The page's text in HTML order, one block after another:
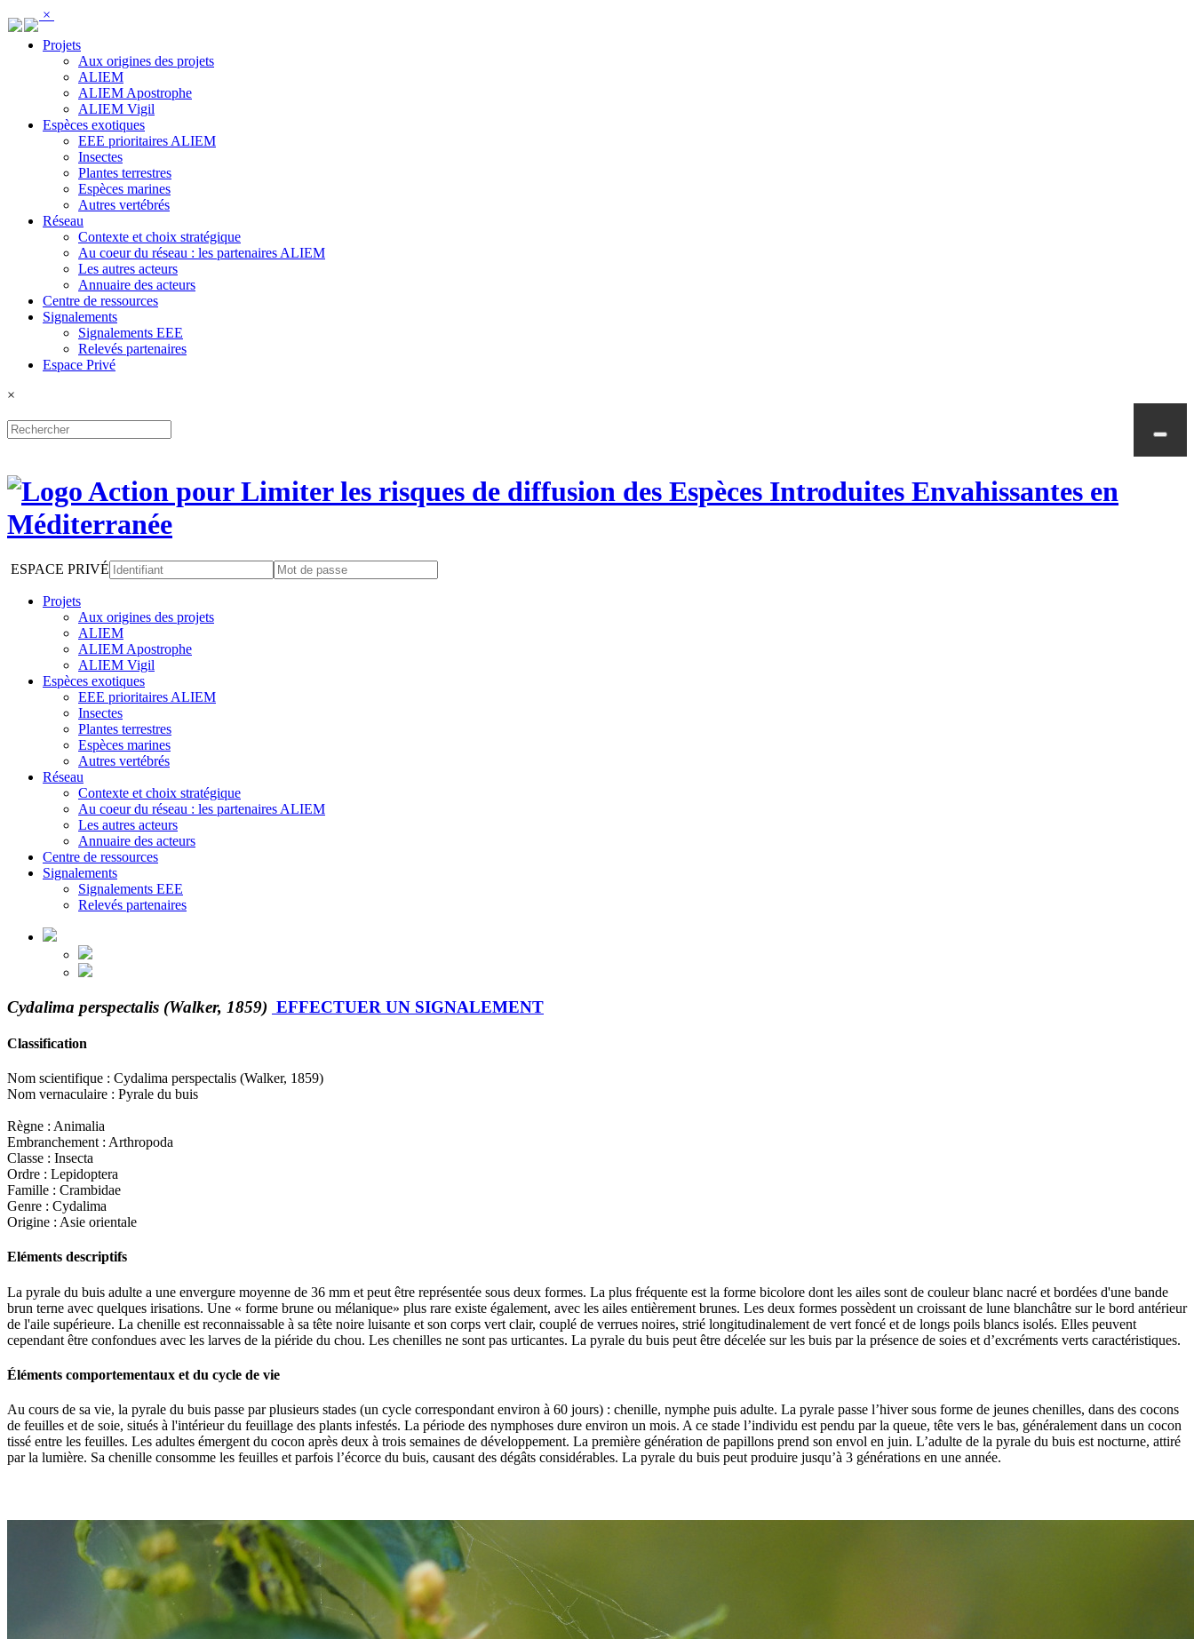
×
Projets
Aux origines des projets
ALIEM
ALIEM Apostrophe
ALIEM Vigil
Espèces exotiques
EEE prioritaires ALIEM
Insectes
Plantes terrestres
Espèces marines
Autres vertébrés
Réseau
Contexte et choix stratégique
Au coeur du réseau : les partenaires ALIEM
Les autres acteurs
Annuaire des acteurs
Centre de ressources
Signalements
Signalements EEE
Relevés partenaires
Espace Privé
×
ESPACE PRIVÉ
Projets
Aux origines des projets
ALIEM
ALIEM Apostrophe
ALIEM Vigil
Espèces exotiques
EEE prioritaires ALIEM
Insectes
Plantes terrestres
Espèces marines
Autres vertébrés
Réseau
Contexte et choix stratégique
Au coeur du réseau : les partenaires ALIEM
Les autres acteurs
Annuaire des acteurs
Centre de ressources
Signalements
Signalements EEE
Relevés partenaires
Cydalima perspectalis (Walker, 1859) EFFECTUER UN SIGNALEMENT
Classification
Nom scientifique : Cydalima perspectalis (Walker, 1859)
Nom vernaculaire : Pyrale du buis
Règne : Animalia
Embranchement : Arthropoda
Classe : Insecta
Ordre : Lepidoptera
Famille : Crambidae
Genre : Cydalima
Origine : Asie orientale
Eléments descriptifs
La pyrale du buis adulte a une envergure moyenne de 36 mm et peut être représentée sous deux formes. La plus fréquente est la forme bicolore dont les ailes sont de couleur blanc nacré et bordées d'une bande
brun terne avec quelques irisations. Une « forme brune ou mélanique» plus rare existe également, avec les ailes entièrement brunes. Les deux formes possèdent un croissant de lune blanchâtre sur le bord antérieur
de l'aile supérieure. La chenille est reconnaissable à sa tête noire luisante et son corps vert clair, couplé de verrues noires, strié longitudinalement de vert foncé et de longs poils blancs isolés. Elles peuvent
cependant être confondues avec les larves de la piéride du chou. Les chenilles ne sont pas urticantes. La pyrale du buis peut être décelée sur les buis par la présence de soies et d’excréments verts caractéristiques.
Éléments comportementaux et du cycle de vie
Au cours de sa vie, la pyrale du buis passe par plusieurs stades (un cycle correspondant environ à 60 jours) : chenille, nymphe puis adulte. La pyrale passe l’hiver sous forme de jeunes chenilles, dans des cocons
de feuilles et de soie, situés à l'intérieur du feuillage des plants infestés. La période des nymphoses dure environ un mois. A ce stade l’individu est pendu par la queue, tête vers le bas, généralement dans un cocon
tissé entre les feuilles. Les adultes émergent du cocon après deux à trois semaines de développement. La première génération de papillons prend son envol en juin. L’adulte de la pyrale du buis est nocturne, attiré
par la lumière. Sa chenille consomme les feuilles et parfois l’écorce du buis, causant des dégâts considérables. La pyrale du buis peut produire jusqu’à 3 générations en une année.